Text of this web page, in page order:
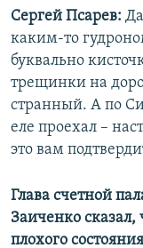
Сергей Псарев:
каким-то
буквально
трещинки на
странный. А по
еле проехал –
это вам
Глава счетной
Заиченко
плохого